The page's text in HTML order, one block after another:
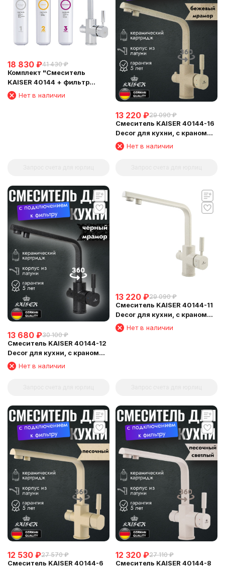
18 830 ₽41 430 ₽
Комплект "Смеситель
KAISER 40144 + фильтр
Барьер"
Нет в наличии
13 220 ₽29 090 ₽
Смеситель KAISER 40144-16
Decor для кухни, с краном
для питьевой воды,
песочный мрамор
Нет в наличии
13 680 ₽30 100 ₽
Смеситель KAISER 40144-12
Decor для кухни, с краном
для питьевой воды, черный
мрамор
Нет в наличии
13 220 ₽29 090 ₽
Смеситель KAISER 40144-11
Decor для кухни, с краном
для питьевой воды,
бежевый мрамор
Нет в наличии
12 530 ₽27 570 ₽
Смеситель KAISER 40144-6
12 320 ₽27 110 ₽
Смеситель KAISER 40144-8